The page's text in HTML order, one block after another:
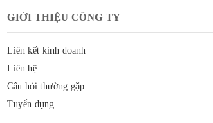
GIỚI THIỆU CÔNG TY
Liên kết kinh doanh
Liên hệ
Câu hỏi thường gặp
Tuyển dụng